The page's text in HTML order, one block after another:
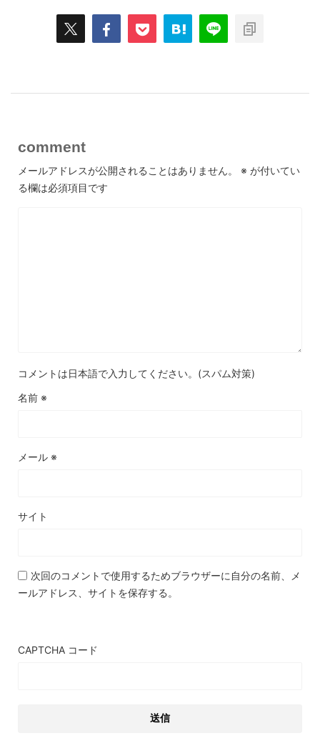
comment
メールアドレスが公開されることはありません。 ※ が付いてい
る欄は必須項目です
コメントは日本語で入力してください。(スパム対策)
名前 ※
メール ※
サイト
次回のコメントで使用するためブラウザーに自分の名前、メ
ールアドレス、サイトを保存する。
CAPTCHA コード